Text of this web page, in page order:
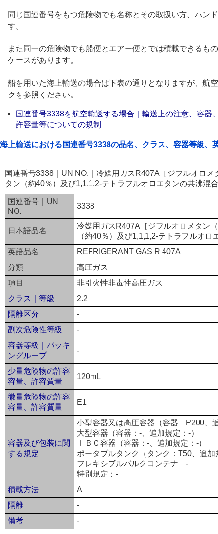
同じ国連番号をもつ危険物でも名称とその取扱い方、ハン
す。
また同一の危険物でも船便とエアー便とでは積載できるも
ケースがあります。
船を用いた海上輸送の場合は下表の通りとなりますが、航
クを参照ください。
国連番号3338を航空輸送する場合｜輸送上の注意、容器
許容量等についての規制
海上輸送における国連番号3338の品名、クラス、容器等級、
国連番号3338｜UN NO.｜冷媒用ガスR407A［ジフルオロ
タン（約40％）及び1,1,1,2-テトラフルオロエタンの共沸混
国連番号｜UN
NO.
3338
日本語品名
冷媒用ガスR407A［ジフルオロメタン
（約40％）及び1,1,1,2-テトラフルオロ
英語品名
REFRIGERANT GAS R 407A
分類
高圧ガス
項目
非引火性非毒性高圧ガス
クラス｜等級
2.2
隔離区分
-
副次危険性等級
-
容器等級｜パッキ
ングループ
-
少量危険物の許容
容量、許容質量
120mL
微量危険物の許容
容量、許容質量
E1
容器及び包装に関
する規定
小型容器又は高圧容器（容器：P200、
大型容器（容器：-、追加規定：-）
ＩＢＣ容器（容器：-、追加規定：-）
ポータブルタンク（タンク：T50、追加
フレキシブルバルクコンテナ：-
特別規定：-
積載方法
A
隔離
-
備考
-